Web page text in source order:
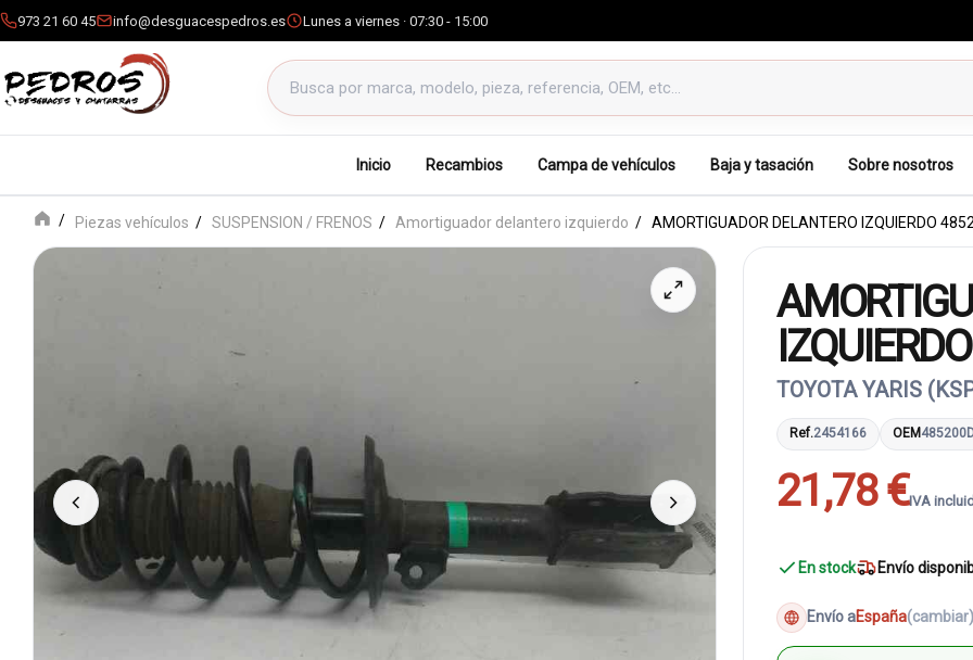
973 21 60 45 info@desguacespedros.es Lunes a viernes · 07:30 - 15:00
Buscar productos
Inicio Recambios Campa de vehículos Baja y tasación Sobre nosotros
Piezas vehículos SUSPENSION / FRENOS Amortiguador delantero izquierdo AMORTIGUADOR DELANTERO IZQUIERDO
TOYOTA YARIS
Ref.2454166 OEM
21,78 €IVA
En stock Envío
Envío aEspaña(cambiar)